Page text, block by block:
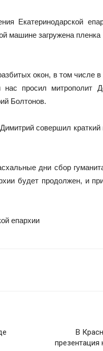
Екатеринодарской
машине загружена
окон, в том числе
просил митрополит
Болтонов.
Димитрий совершил
дни сбор
будет продолжен, и
епархии
В
презентация